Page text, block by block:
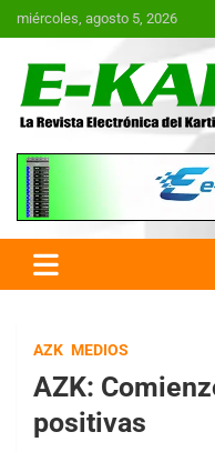
Saltar
al
miércoles, agosto 5, 2026
E-
Electrónica
Argentina
AZK MEDIOS
AZK:
positivas